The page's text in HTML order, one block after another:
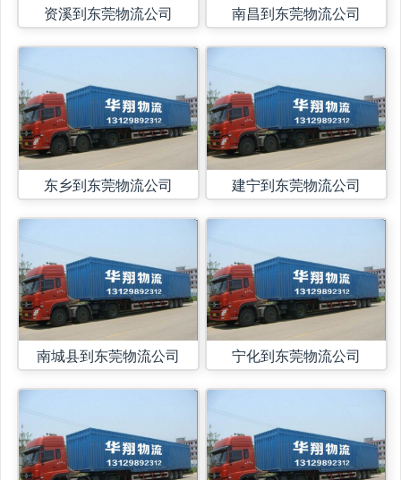
资溪到东莞物流公司
东乡到东莞物流公司
南城县到东莞物流公司
南昌到东莞物流公司
建宁到东莞物流公司
宁化到东莞物流公司